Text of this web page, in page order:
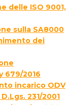
delle ISO 9001,
sulla SA8000
dei
679/2016
incarico ODV
231/2001